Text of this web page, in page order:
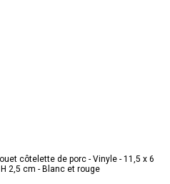
côtelette de porc - Vinyle - 11,5 x 6
2,5 cm - Blanc et rouge